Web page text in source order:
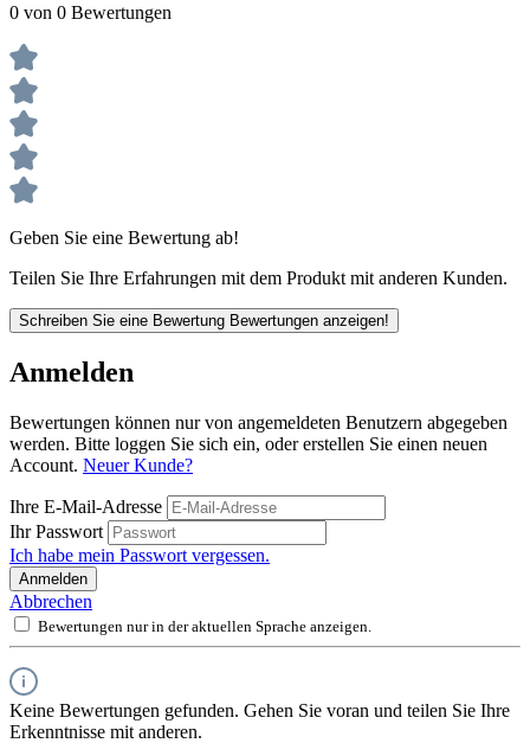
0 von 0 Bewertungen
Geben Sie eine Bewertung ab!
Teilen Sie Ihre Erfahrungen mit dem Produkt mit anderen Kunden.
Schreiben Sie eine Bewertung Bewertungen anzeigen!
Anmelden
Bewertungen können nur von angemeldeten Benutzern abgegeben
werden. Bitte loggen Sie sich ein, oder erstellen Sie einen neuen
Account. Neuer Kunde?
Ihre E-Mail-Adresse
Ihr Passwort
Ich habe mein Passwort vergessen.
Anmelden
Abbrechen
Bewertungen nur in der aktuellen Sprache anzeigen.
Keine Bewertungen gefunden. Gehen Sie voran und teilen Sie Ihre
Erkenntnisse mit anderen.